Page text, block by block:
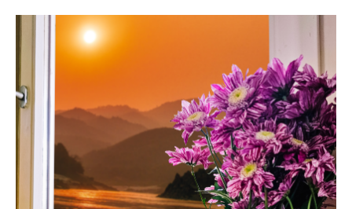
Rólam